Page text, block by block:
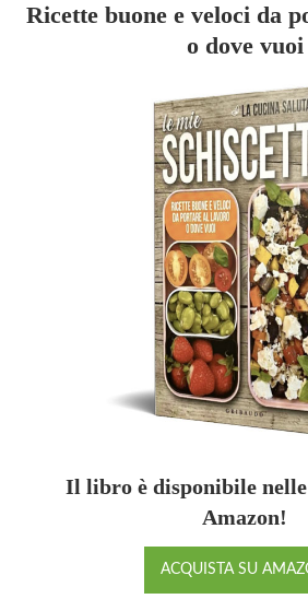
Ricette buone e veloci da
o dove vuoi
Il libro è disponibile
Amazon!
ACQUISTA SU